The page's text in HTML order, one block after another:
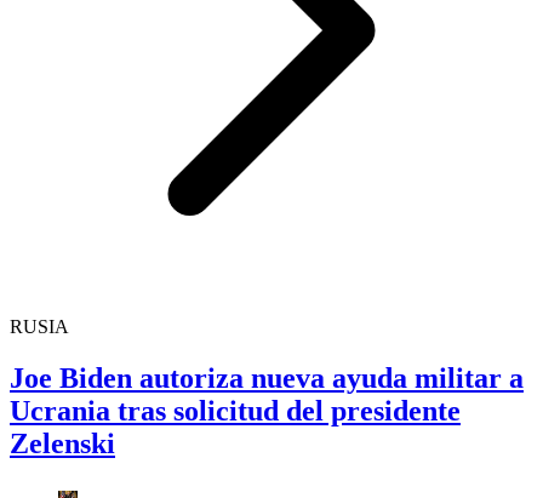
RUSIA
Joe Biden autoriza nueva ayuda militar a
Ucrania tras solicitud del presidente
Zelenski